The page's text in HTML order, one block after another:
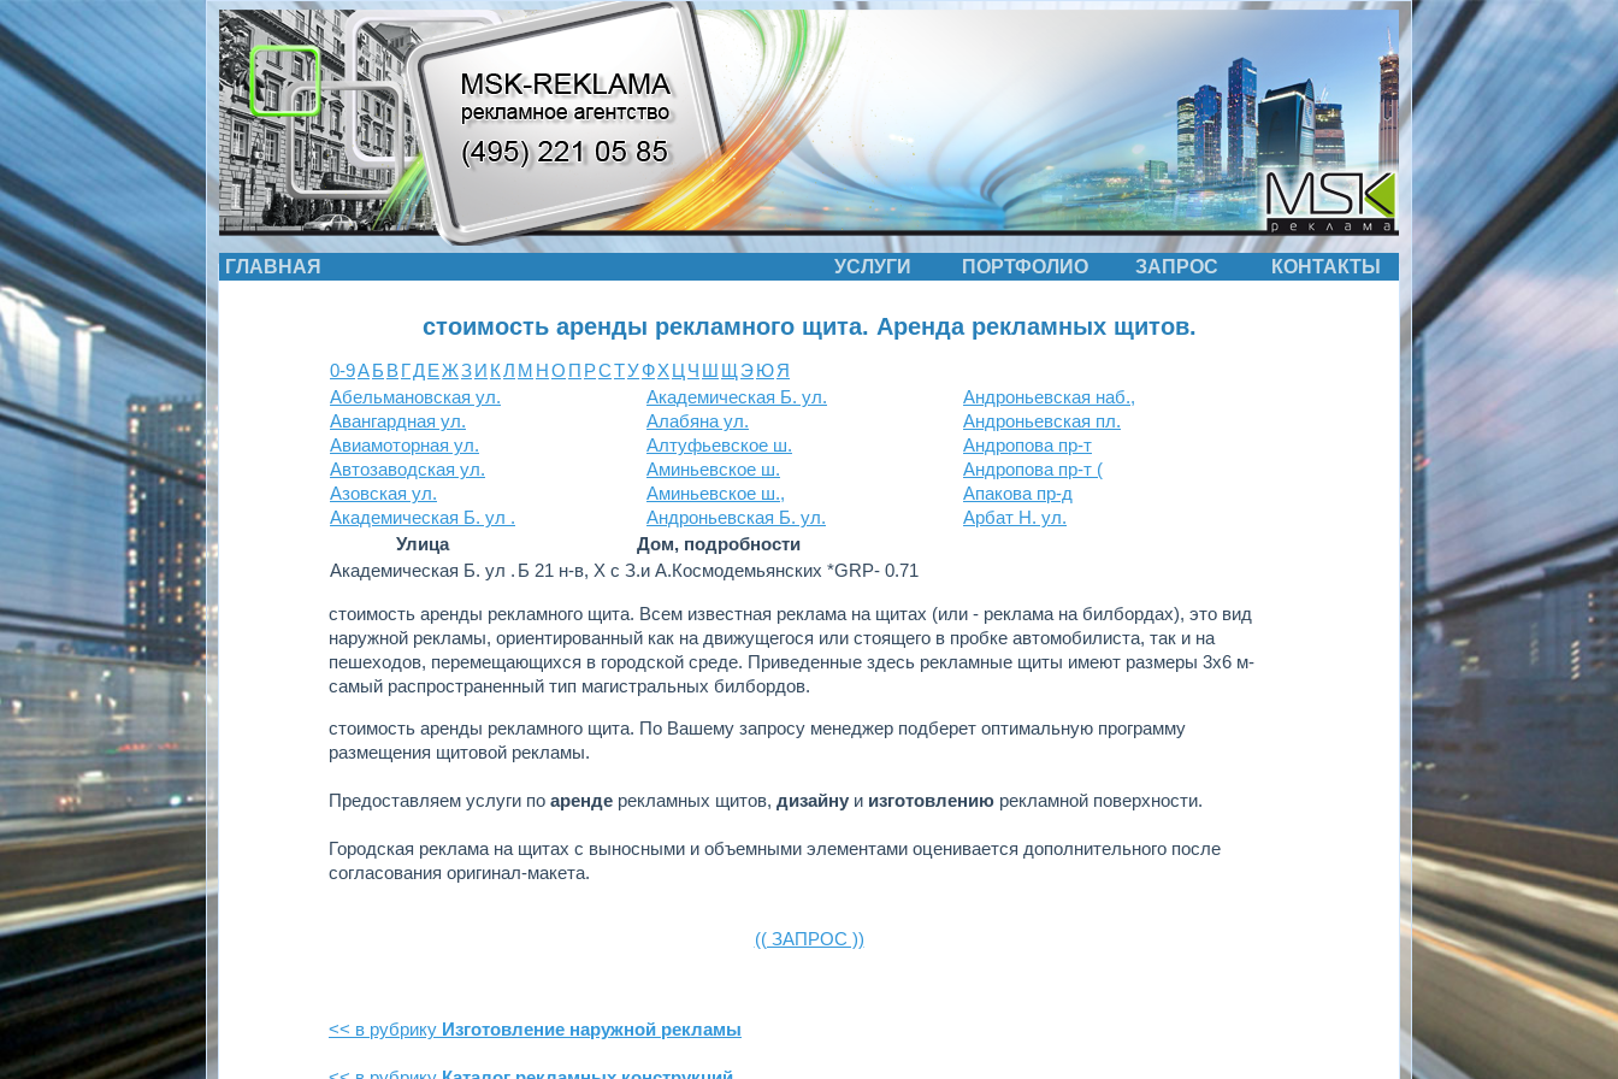
ГЛАВНАЯ УСЛУГИ ПОРТФОЛИО ЗАПРОС КОНТАКТЫ
стоимость аренды рекламного щита. Аренда рекламных щитов.
0-9АБ ВГДЕЖЗИ КЛ М НО П РСТУФХ Ц Ч Ш Щ ЭЮЯ
Абельмановская ул.
Авангардная ул.
Авиамоторная ул.
Автозаводская ул.
Азовская ул.
Академическая Б. ул .
Академическая Б. ул.
Алабяна ул.
Алтуфьевское ш.
Аминьевское ш.
Аминьевское ш.,
Андроньевская Б. ул.
Андроньевская наб.,
Андроньевская пл.
Андропова пр-т
Андропова пр-т (
Апакова пр-д
Арбат Н. ул.
Улица
Дом, подробности
Академическая Б. ул . Б 21 н-в, Х с З.и А.Космодемьянских *GRP- 0.71
стоимость аренды рекламного щита. Всем известная реклама на щитах (или - реклама на билбордах), это вид
наружной рекламы, ориентированный как на движущегося или стоящего в пробке автомобилиста, так и на
пешеходов, перемещающихся в городской среде. Приведенные здесь рекламные щиты имеют размеры 3х6 м-
самый распространенный тип магистральных билбордов.
стоимость аренды рекламного щита. По Вашему запросу менеджер подберет оптимальную программу
размещения щитовой рекламы.
Предоставляем услуги по аренде рекламных щитов, дизайну и изготовлению рекламной поверхности.
Городская реклама на щитах с выносными и объемными элементами оценивается дополнительного после
согласования оригинал-макета.
(( ЗАПРОС ))
<< в рубрику Изготовление наружной рекламы